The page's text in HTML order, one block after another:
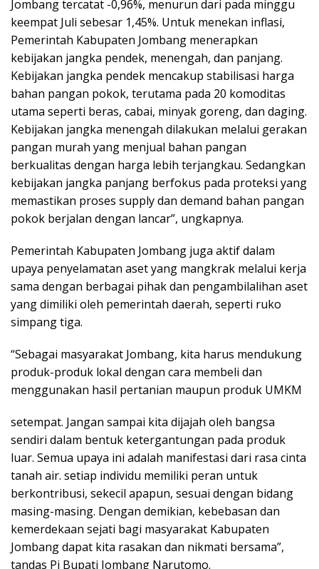
Jombang tercatat -0,96%, menurun dari pada minggu
keempat Juli sebesar 1,45%. Untuk menekan inflasi,
Pemerintah Kabupaten Jombang menerapkan
kebijakan jangka pendek, menengah, dan panjang.
Kebijakan jangka pendek mencakup stabilisasi harga
bahan pangan pokok, terutama pada 20 komoditas
utama seperti beras, cabai, minyak goreng, dan daging.
Kebijakan jangka menengah dilakukan melalui gerakan
pangan murah yang menjual bahan pangan
berkualitas dengan harga lebih terjangkau. Sedangkan
kebijakan jangka panjang berfokus pada proteksi yang
memastikan proses supply dan demand bahan pangan
pokok berjalan dengan lancar”, ungkapnya.
Pemerintah Kabupaten Jombang juga aktif dalam
upaya penyelamatan aset yang mangkrak melalui kerja
sama dengan berbagai pihak dan pengambilalihan aset
yang dimiliki oleh pemerintah daerah, seperti ruko
simpang tiga.
“Sebagai masyarakat Jombang, kita harus mendukung
produk-produk lokal dengan cara membeli dan
menggunakan hasil pertanian maupun produk UMKM
setempat. Jangan sampai kita dijajah oleh bangsa
sendiri dalam bentuk ketergantungan pada produk
luar. Semua upaya ini adalah manifestasi dari rasa cinta
tanah air. setiap individu memiliki peran untuk
berkontribusi, sekecil apapun, sesuai dengan bidang
masing-masing. Dengan demikian, kebebasan dan
kemerdekaan sejati bagi masyarakat Kabupaten
Jombang dapat kita rasakan dan nikmati bersama”,
tandas Pj Bupati Jombang Narutomo.